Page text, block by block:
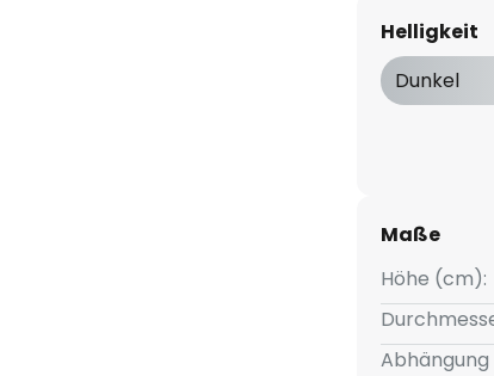
Geschichte
Entworfen von den
geschaffen, die mit
verschiebt.
Helligkeit
Dunkel
Maße
Höhe (cm):